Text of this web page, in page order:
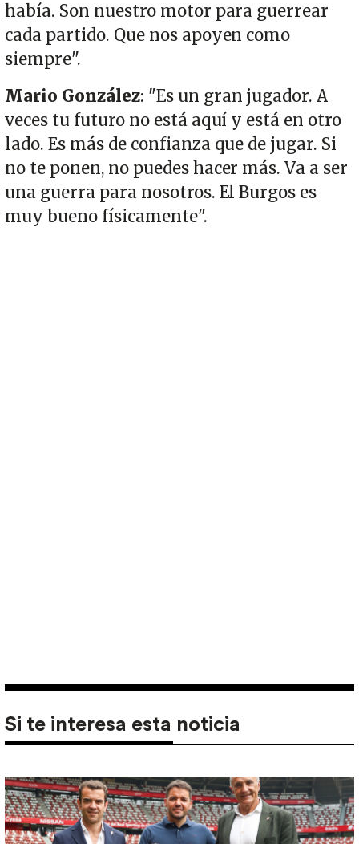
había. Son nuestro motor para guerrear
cada partido. Que nos apoyen como
siempre".
Mario González: "Es un gran jugador. A
veces tu futuro no está aquí y está en otro
lado. Es más de confianza que de jugar. Si
no te ponen, no puedes hacer más. Va a ser
una guerra para nosotros. El Burgos es
muy bueno físicamente".
Si te interesa esta noticia